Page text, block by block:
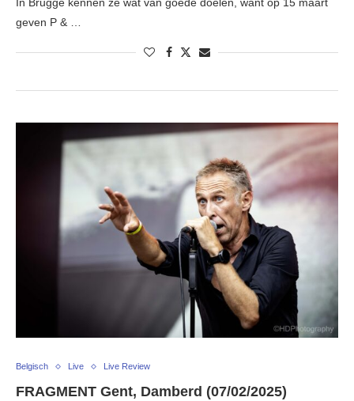
In Brugge kennen ze wat van goede doelen, want op 15 maart
geven P & …
Belgisch Live Live Review
FRAGMENT Gent, Damberd (07/02/2025)